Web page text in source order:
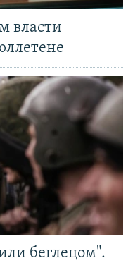
власти
беглецом".